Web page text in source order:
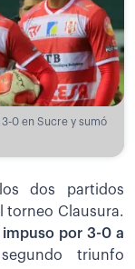
0 en Sucre y sumó
dos partidos
torneo Clausura.
impuso por 3-0 a
triunfo